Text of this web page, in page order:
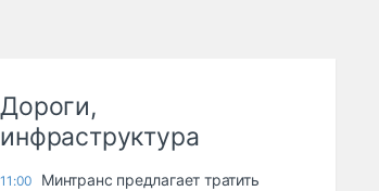
Дороги,
инфраструктура
11:00
Минтранс предлагает тратить